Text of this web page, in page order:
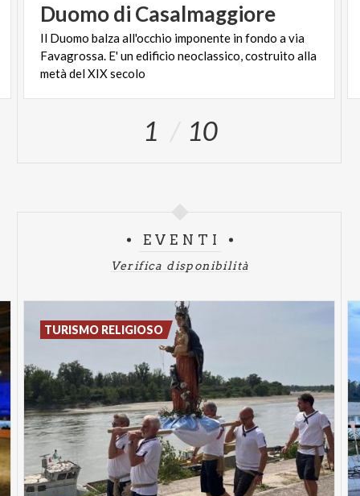
Duomodi Casalmaggiore
Il Duomo balza all'occhio imponente in fondo a via
Favagrossa. E' un edificio neoclassico, costruito alla
metà del XIX secolo
1 10
EVENTI
Verifica disponibilità
TURISMO RELIGIOSO